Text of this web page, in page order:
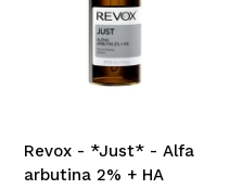
Revox - *Just* - Alfa
arbutina 2% + HA